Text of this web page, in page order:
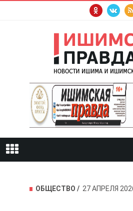
ОБЩЕСТВО 27 АПРЕЛЯ